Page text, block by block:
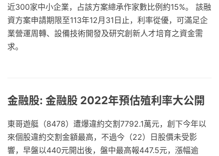
近300家中小企業，占該方案總承作家數比例約15%。 該融
資方案申請期限至113年12月31日止，利率從優，可滿足企
業營運周轉、設備技術開發及研究創新人才培育之資金需
求。
金融股: 金融股 2022年預估殖利率大公開
東哥遊艇（8478）遭爆違約交割7792.1萬元，創下今年以
來個股違約交割金額最高，不過今（22）日股價未受影
響，早盤以440元開出後，盤中最高報447.5元，漲幅逾